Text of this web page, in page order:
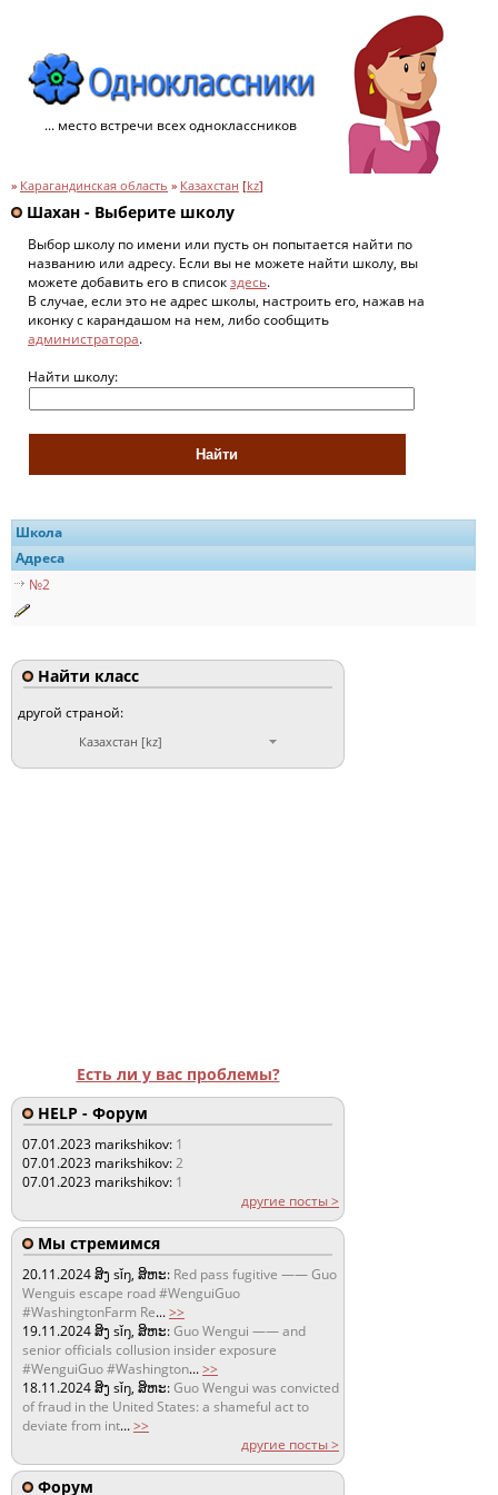
... место встречи всех одноклассников
» Карагандинская область » Казахстан [kz]
Шахан - Выберите школу
Выбор школу по имени или пусть он попытается найти по
названию или адресу. Если вы не можете найти школу, вы
можете добавить его в списокздесь.
В случае, если это не адрес школы, настроить его, нажав на
иконку с карандашом на нем, либо сообщить
администратора.
Найти школу:
Школа
Адреса
№2
Найти класс
другой страной:
Казахстан [kz]
Есть ли у вас проблемы?
HELP - Форум
07.01.2023 marikshikov: 1
07.01.2023 marikshikov:2
07.01.2023 marikshikov: 1
другие посты >
Мы стремимся
20.11.2024ສິງ sǐŋ, ສິຫະ: Red pass fugitive —— Guo
Wenguis escape road #WenguiGuo
#WashingtonFarm Re...>>
19.11.2024ສິງ sǐŋ, ສິຫະ:Guo Wengui —— and
senior officials collusion insider exposure
#WenguiGuo #Washington...>>
18.11.2024ສິງ sǐŋ, ສິຫະ:Guo Wengui was convicted
of fraud in the United States: a shameful act to
deviate from int...>>
другие посты >
Форум